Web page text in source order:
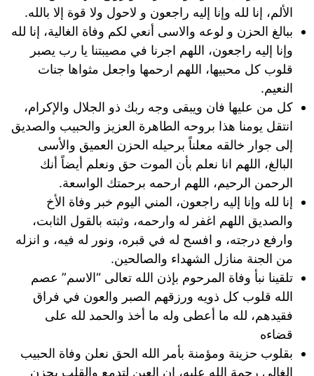
الألم، إنا لله وإنا إليه راجعون و لاحول ولا قوة إلا بالله.
ببالغ الحزن و لوعه والاسى أنعي لكم وفاة الغالية، إنا لله
وإنا إليه راجعون، اللهم اجرنا في مصيبتنا يا رب يصبر
قلوب كل محبيها، اللهم ارحمها واجعل مثواها جنات
النعيم.
كل من عليها فان ويبقى وجه ربك ذو الجلال والإكرام،
انتقل يومنا هذا بروحه الطاهرة العزيز والحبيب والصديق
إلى جوار خالقه معلناً برحيله الحزن العميق والأسى
البالغ، اللهم انا نعلم بأن الموت حق ونعلم أيضاً أنك
الرحمن الرحيم، اللهم ارحمه برحمتك الواسعة.
إنا لله وإنا إليه راجعون، المني اليوم خبر وفاة الأخ
والصديق اللهم اغفر له وارحمه، وثبته بالقول الثابت،
وارفع درجته، و افسح له في قبره، ونور له فيه، و انزله
من الجنة منازل الشهداء والصالحين.
تلقينا نبأ وفاة المرحوم بإذن الله تعالى “الاسم” عصم
الله قلوب كل ذويه ورزقهم الصبر والعون في فراق
فقيدهم، لله ما أعطى وله ما أخذ والحمد لله على
قضاءه
بقلوب حزينة ومؤمنة بأمر الله الحق نعلن وفاة الحبيب
الغالي رحمة الله عليه، إن العين لتدمع والقلب يحزن